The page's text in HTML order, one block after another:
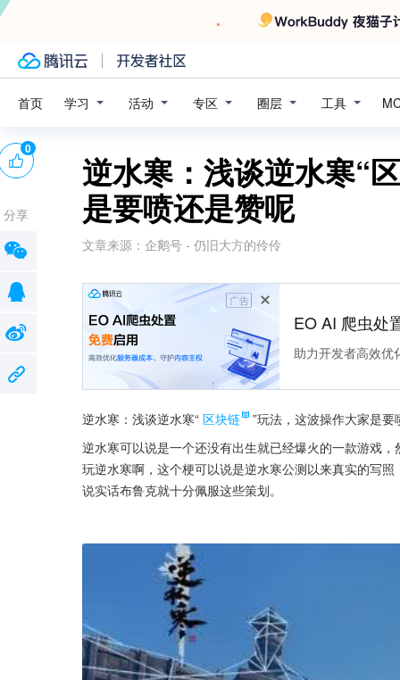
首页 学习 活动 专区 圈层 工具
逆水寒：浅谈逆水寒“
是要喷还是赞呢
文章来源： 企鹅号 - 仍旧大方的伶伶
广告
EO AI 爬虫处
助力开发者高效优
逆水寒：浅谈逆水寒“ 区块链
”玩法，这波操作大家是要
逆水寒可以说是一个还没有出生就已经爆火的一款游戏
玩逆水寒啊，这个梗可以说是逆水寒公测以来真实的写
说实话布鲁克就十分佩服这些策划。
0
分享